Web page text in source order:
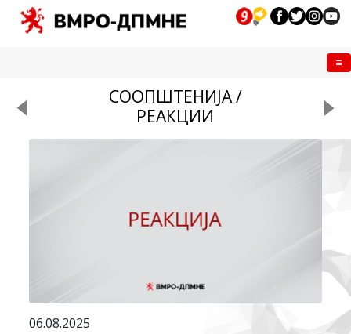
СООПШТЕНИЈА /
РЕАКЦИИ
06.08.2025